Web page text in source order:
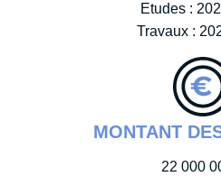
Etudes :
Travaux :
MONTANT
22 000